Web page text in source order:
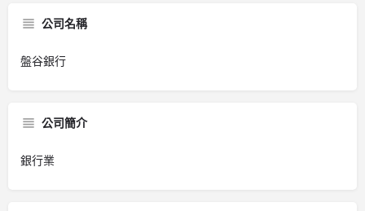
公司名稱
盤谷銀行
公司簡介
銀行業